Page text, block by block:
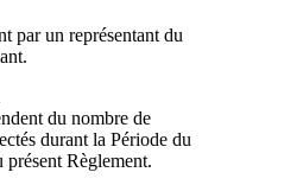
par un représentant du
du nombre de
durant la Période du
Règlement.